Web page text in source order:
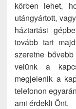
körben lehet,
utángyártott,
háztartási
tovább tart
szeretne
velünk a
megjelenik a
telefonon
ami érdekli Önt.